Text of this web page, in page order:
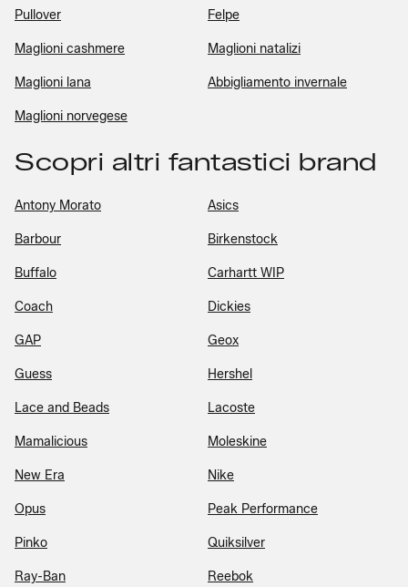
Pullover Felpe
Maglioni cashmere Maglioni natalizi
Maglioni lana Abbigliamento invernale
Maglioni norvegese
Scopri altri fantastici brand
Antony Morato Asics
Barbour Birkenstock
Buffalo Carhartt WIP
Coach Dickies
GAP Geox
Guess Hershel
Lace and Beads Lacoste
Mamalicious Moleskine
New Era Nike
Opus Peak Performance
Pinko Quiksilver
Ray-Ban Reebok